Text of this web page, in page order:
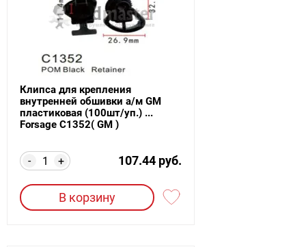
Клипса для крепления
внутренней обшивки а/м GM
пластиковая (100шт/уп.) ...
Forsage C1352( GM )
+
- 107.44 руб.
В корзину